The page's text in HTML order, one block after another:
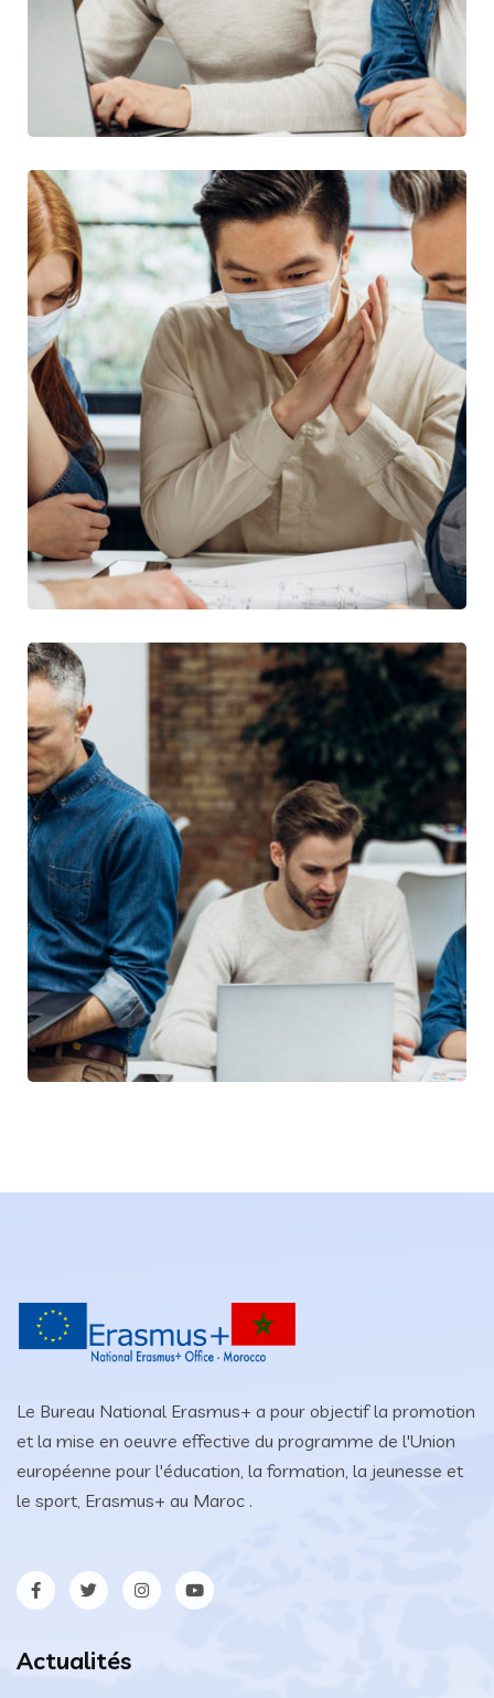
Le Bureau National Erasmus+ a pour objectif la promotion
et la mise en oeuvre effective du programme de l'Union
européenne pour l'éducation, la formation, la jeunesse et
le sport, Erasmus+ au Maroc .
Actualités